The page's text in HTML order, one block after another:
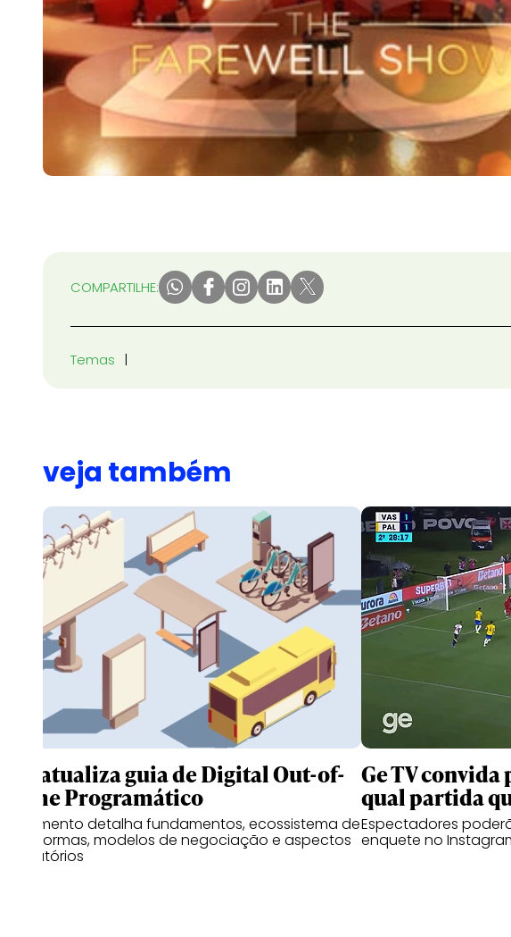
COMPARTILHE:
Temas
veja também
IAB atualiza guia de Digital Out-of-
Home Programático
Documento detalha fundamentos, ecossistema de
plataformas, modelos de negociação e aspectos
regulatórios
Ge TV
qual partida
Espectadores
enquete no